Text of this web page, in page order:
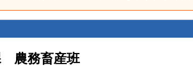
農務畜産班